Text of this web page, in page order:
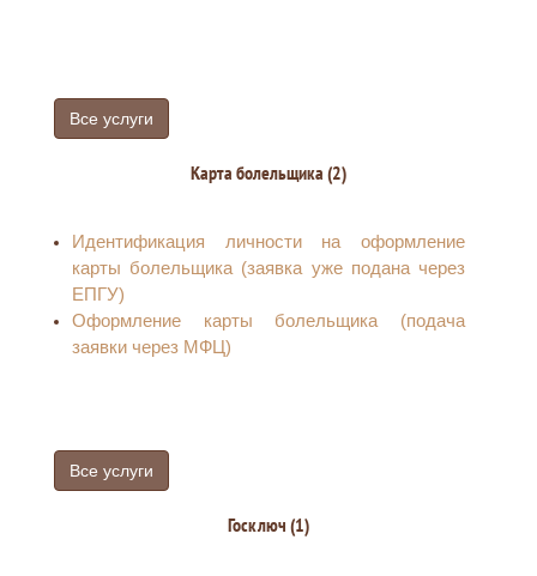
Все услуги
Карта болельщика (2)
Идентификация личности на оформление
карты болельщика (заявка уже подана через
ЕПГУ)
Оформление карты болельщика (подача
заявки через МФЦ)
Все услуги
Госключ (1)